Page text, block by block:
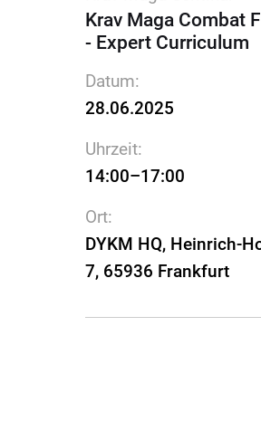
Krav Maga Combat
- Expert Curriculum
Datum:
28.06.2025
Uhrzeit:
14:00–17:00
Ort:
DYKM HQ, Heinrich-
7, 65936 Frankfurt